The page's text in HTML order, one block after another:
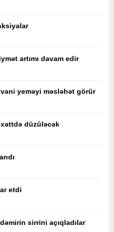
artımı davam edir
yeməyi məsləhət görür
düzüləcək
etdi
sirrini açıqladılar